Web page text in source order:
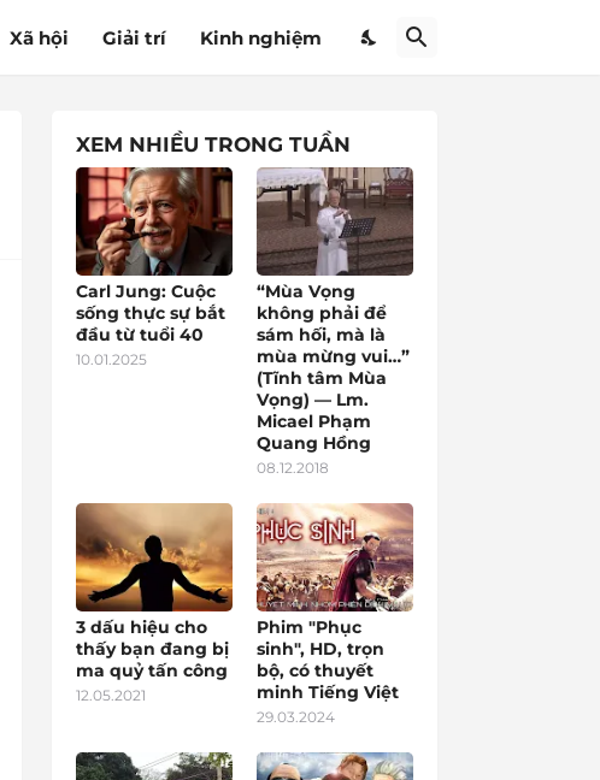
Xã hội Giải trí Kinh nghiệm
XEM NHIỀU TRONG TUẦN
Carl Jung: Cuộc
sống thực sự bắt
đầu từ tuổi 40
10.01.2025
“Mùa Vọng
không phải để
sám hối, mà là
mùa mừng vui…”
(Tĩnh tâm Mùa
Vọng) — Lm.
Micael Phạm
Quang Hồng
08.12.2018
3 dấu hiệu cho
thấy bạn đang bị
ma quỷ tấn công
12.05.2021
Phim "Phục
sinh", HD, trọn
bộ, có thuyết
minh Tiếng Việt
29.03.2024